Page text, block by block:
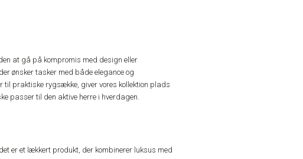
at gå på kompromis med design eller
ønsker tasker med både elegance og
praktiske rygsække, giver vores kollektion plads
passer til den aktive herre i hverdagen.
er et lækkert produkt, der kombinerer luksus med